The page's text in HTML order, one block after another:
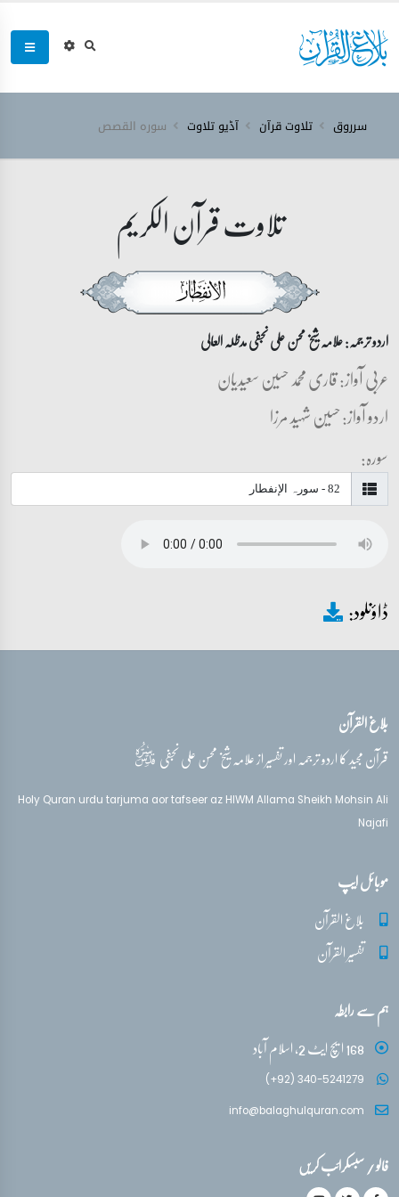
سرروق تلاوت قرآن آڈیو تلاوت سورہ ‎القصص‎
تلاوت قرآن الکریم
اردو ترجمہ: علامہ شیخ محسن علی نجفی مدظلہ العالی
عربی آواز: قاری محمد حسین سعیدیان
اردو آواز: حسین شہید مرزا
سورہ:
ڈاؤنلود:
بلاغ القرآن
قرآن مجید کا اردو ترجمہ اور تفسیر از علامہ شیخ محسن علی نجفیقدس‌سره
Holy Quran urdu tarjuma aor tafseer az HIWM Allama Sheikh Mohsin Ali
Najafi
موبائل ایپ
بلاغ القرآن
تفسیر القرآن
ہم سے رابطہ
168 ایچ ایٹ 2، اسلام آباد
(+92) 340-5241279
info@balaghulquran.com
فالو / سبسکرائب کریں